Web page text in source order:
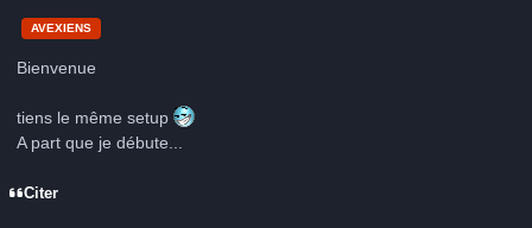
AVEXIENS
Bienvenue
tiens le même setup
A part que je débute...
Citer